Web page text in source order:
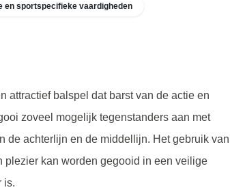
en sportspecifieke vaardigheden
balspel dat barst van de actie en
zoveel mogelijk tegenstanders aan met zachte
en de middellijn. Het gebruik van deze
worden gegooid in een veilige omgeving